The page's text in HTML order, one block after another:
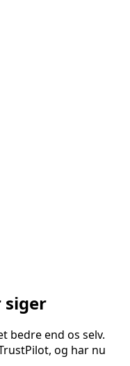
siger
bedre end os selv.
og har nu